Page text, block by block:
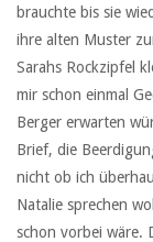
brauchte bis sie
ihre alten Muster
Sarahs Rockzipfel
mir schon einmal
Berger erwarten
Brief, die
nicht ob ich
Natalie sprechen
schon vorbei wäre.